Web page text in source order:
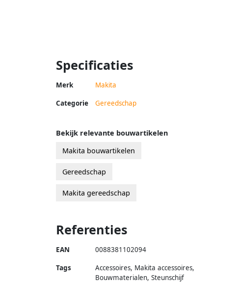
Specificaties
Merk Makita
Categorie Gereedschap
Bekijk relevante bouwartikelen
Makita bouwartikelen
Gereedschap
Makita gereedschap
Referenties
EAN 0088381102094
Tags
Accessoires, Makita accessoires,
Bouwmaterialen, Steunschijf